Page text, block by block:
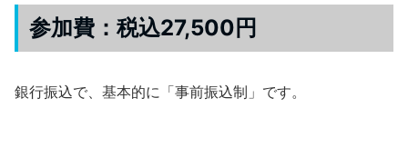
参加費：税込27,500円
銀行振込で、基本的に「事前振込制」です。